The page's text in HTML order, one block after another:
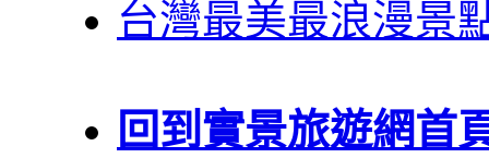
台灣最美最浪漫景
回到實景旅遊網首